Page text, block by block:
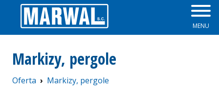
MENU
Markizy, pergole
Oferta Markizy, pergole
Zapory przeciwpowodziowe
Okna
Plisy
Żaluzje